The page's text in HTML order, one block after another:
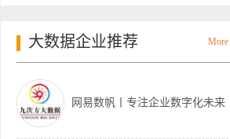
大数据企业推荐 More
网易数帆丨专注企业数字化未来